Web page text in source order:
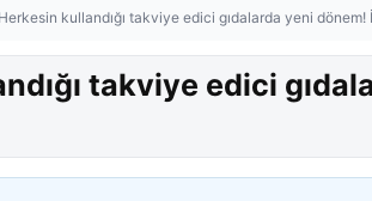
Herkesin kullandığı takviye edici gıdalarda yeni
takviye edici